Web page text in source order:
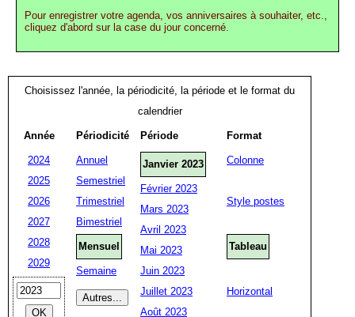
Pour enregistrer votre agenda, vos anniversaires à souhaiter, etc.,
cliquez d'abord sur la case du jour concerné.
Choisissez l'année, la périodicité, la période et le format du
calendrier
Année
2024
2025
2026
2027
2028
2029
Périodicité
Annuel
Semestriel
Trimestriel
Bimestriel
Mensuel
Semaine
Période
Janvier 2023
Février 2023
Mars 2023
Avril 2023
Mai 2023
Juin 2023
Juillet 2023
Août 2023
Format
Colonne
Style postes
Tableau
Horizontal